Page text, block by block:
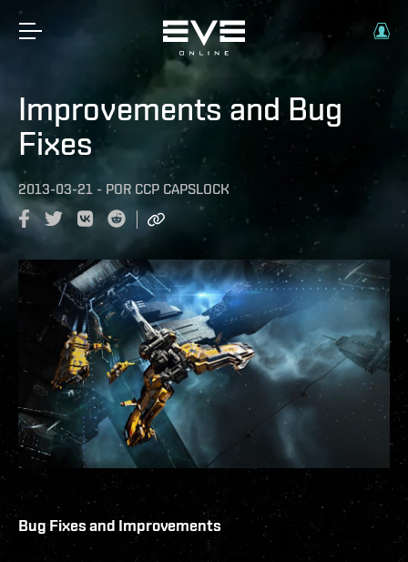
Improvements and Bug
Fixes
2013-03-21 - POR CCP CAPSLOCK
Bug Fixes and Improvements